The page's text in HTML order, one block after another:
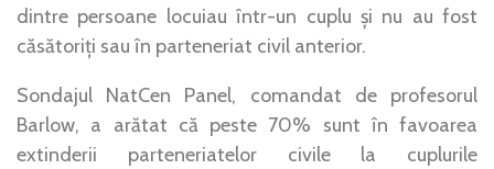
dintre persoane locuiau într-un cuplu și nu au fost
căsătoriți sau în parteneriat civil anterior.
Sondajul NatCen Panel, comandat de profesorul
Barlow, a arătat că peste 70% sunt în favoarea
extinderii parteneriatelor civile la cuplurile